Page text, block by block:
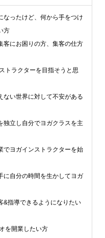
なったけど、何から手をつけ
方
客にお困りの方、集客の仕方
トラクターを目指そうと思
ない世界に対して不安がある
独立し自分でヨガクラスを主
でヨガインストラクターを始
に自分の時間を生かしてヨガ
&指導できるようになりたい
を開業したい方